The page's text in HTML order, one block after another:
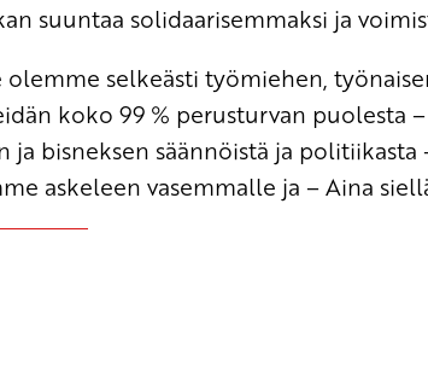
suuntaa solidaarisemmaksi ja
olemme selkeästi työmiehen,
koko 99 % perusturvan puolesta
bisneksen säännöistä ja politiikasta
askeleen vasemmalle ja – Aina